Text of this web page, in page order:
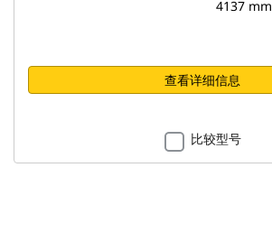
4137 mm
查看详细信息
比较型号